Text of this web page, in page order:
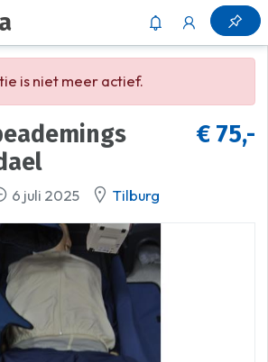
is niet meer actief.
€ 75,-
6 juli 2025 Tilburg